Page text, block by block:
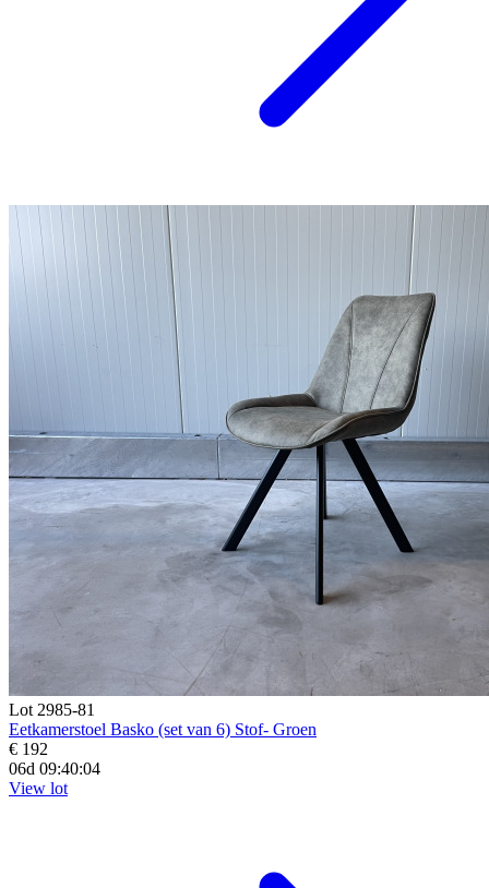
Lot 2985-81
Eetkamerstoel Basko (set van 6) Stof- Groen
€ 192
06d 09:40:03
View lot